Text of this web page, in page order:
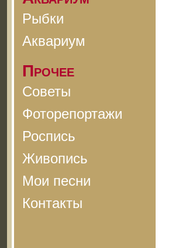
Рыбки
Аквариум
Прочее
Советы
Фоторепортажи
Роспись
Живопись
Мои песни
Контакты